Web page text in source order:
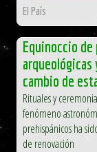
El País
Equinoccio
arqueológicas
cambio de
Rituales y
fenómeno
prehispánicos ha
de renovación